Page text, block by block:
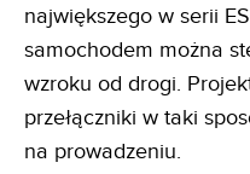
największego w serii
samochodem można
wzroku od drogi.
przełączniki w taki
na prowadzeniu.